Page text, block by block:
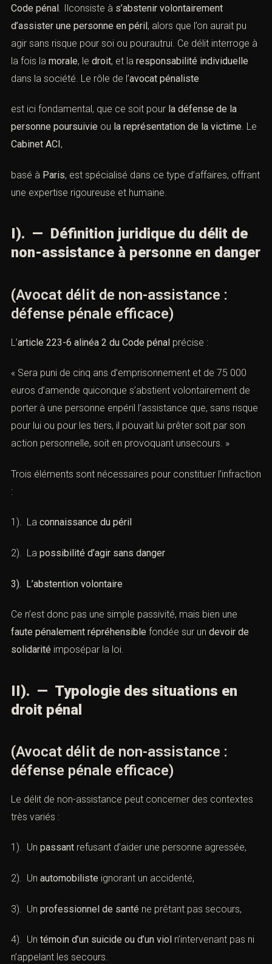
Code pénal. Ilconsiste à s’abstenir volontairement
d’assister une personne en péril, alors que l’on aurait pu
agir sans risque pour soi ou pourautrui. Ce délit interroge à
la fois la morale, le droit, et la responsabilité individuelle
dans la société. Le rôle de l’avocat pénaliste
est ici fondamental, que ce soit pour la défense de la
personne poursuivie ou la représentation de la victime. Le
Cabinet ACI ,
basé à Paris, est spécialisé dans ce type d’affaires, offrant
une expertise rigoureuse et humaine.
I). — Définition juridique du délit de
non-assistance à personne en danger
(Avocat délit de non-assistance :
défense pénale efficace)
L’article 223-6 alinéa 2 du Code pénal précise :
« Sera puni de cinq ans d’emprisonnement et de 75 000
euros d’amende quiconque s’abstient volontairement de
porter à une personne enpéril l’assistance que, sans risque
pour lui ou pour les tiers, il pouvait lui prêter soit par son
action personnelle, soit en provoquant unsecours. »
Trois éléments sont nécessaires pour constituer l’infraction
:
1). La connaissance du péril
2). La possibilité d’agir sans danger
3). L’abstention volontaire
Ce n’est donc pas une simple passivité, mais bien une
faute pénalement répréhensible fondée sur un devoir de
solidarité imposépar la loi.
II). — Typologie des situations en
droit pénal
(Avocat délit de non-assistance :
défense pénale efficace)
Le délit de non-assistance peut concerner des contextes
très variés :
1). Un passant refusant d’aider une personne agressée,
2). Un automobiliste ignorant un accidenté,
3). Un professionnel de santé ne prêtant pas secours,
4). Un témoin d’un suicide ou d’un viol n’intervenant pas ni
n’appelant les secours.